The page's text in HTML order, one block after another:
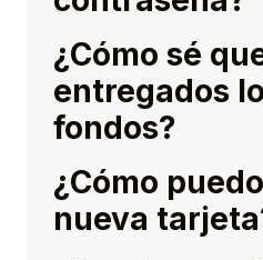
¿Cómo sé
entregados
fondos?
¿Cómo
nueva